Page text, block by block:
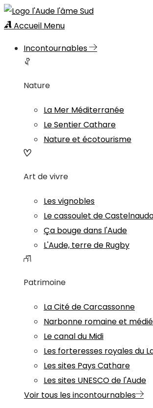
Accueil Menu
Incontournables
Nature
La Mer Méditerranée
Le Sentier Cathare
Nature et écotourisme
Art de vivre
Les vignobles
Le cassoulet de
Ça bouge dans l'Aude
L'Aude, terre de Rugby
Patrimoine
La Cité de Carcassonne
Narbonne romaine et
Le canal du Midi
Les forteresses royales du
Les sites Pays Cathare
Les sites UNESCO de l'Aude
Voir tous les incontournables